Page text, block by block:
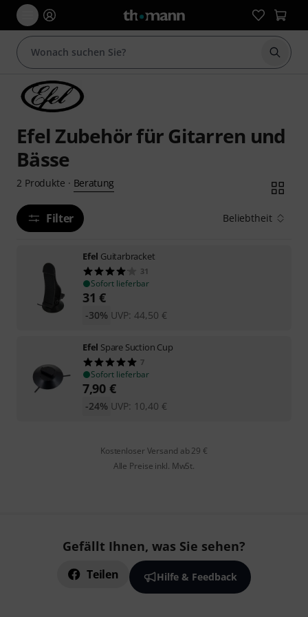
Suche
Efel Zubehör für Gitarren und
Bässe
2 Produkte · Beratung
Filter Beliebtheit
Efel Guitarbracket
31
Sofort lieferbar
31 €
UVP: 44,50 €
-30%
Efel Spare Suction Cup
7
Sofort lieferbar
7,90 €
UVP: 10,40 €
-24%
Kostenloser Versand ab 29 €
Alle Preise inkl. MwSt.
Gefällt Ihnen, was Sie sehen?
Teilen Hilfe & Feedback